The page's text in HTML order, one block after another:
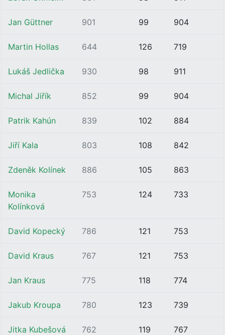
Jan Güttner 901 99 904
Martin Hollas 644 126 719
Lukáš Jedlička 930 98 911
Michal Jiřík 852 99 904
Patrik Kahún 839 102 884
Jiří Kala 803 108 842
Zdeněk Kolínek 886 105 863
Monika
Kolínková
753 124 733
David Kopecký 786 121 753
David Kraus 767 121 753
Jan Kraus 775 118 774
Jakub Kroupa 780 123 739
Jitka Kubešová 762 119 767